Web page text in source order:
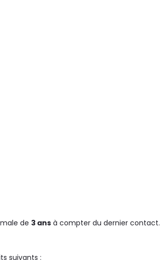
de 3 ans à compter du dernier contact.
suivants :